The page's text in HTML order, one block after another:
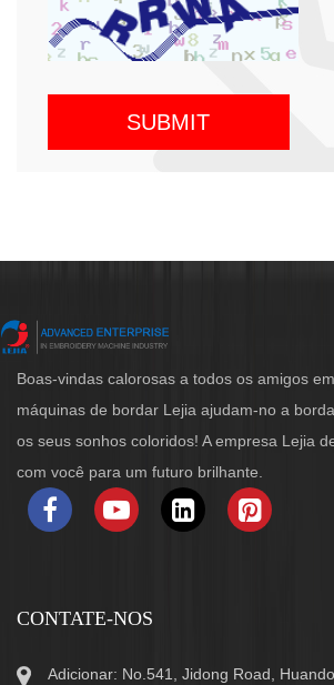
Boas-vindas calorosas a todos os amigos
máquinas de bordar Lejia ajudam-no a
os seus sonhos coloridos! A empresa Lejia
com você para um futuro brilhante.
CONTATE-NOS
Adicionar: No.541, Jidong Road,